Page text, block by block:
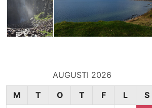
AUGUSTI 2026
M
T O T F L
S